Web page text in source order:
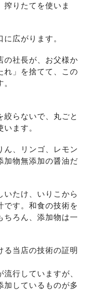
搾りたてを使いま
広がります。
の社長が、お父様か
れ」を捨てて、この
絞らないで、丸ごと
ます。
ん、リンゴ、レモン
加物無添加の醤油だ
いたけ、いりこから
です。和食の技術を
ちろん、添加物は一
る当店の技術の証明
行していますが、
加しているものが多